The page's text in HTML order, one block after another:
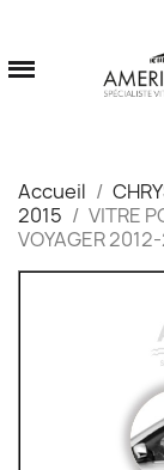
Accueil
2015
VITRE
VOYAGER